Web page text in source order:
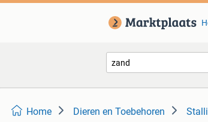
Home Dieren en Toebehoren